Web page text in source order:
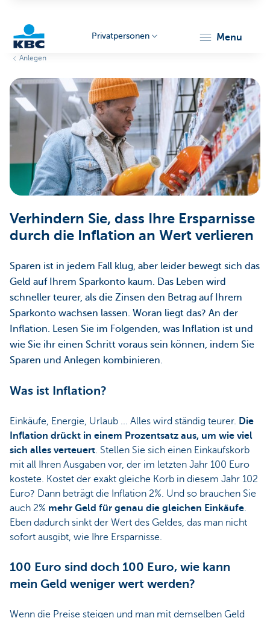
Particulieren
Privatpersonen menu
Anlegen
Verhindern Sie, dass Ihre Ersparnisse
durch die Inflation an Wert verlieren
Sparen ist in jedem Fall klug, aber leider bewegt sich das
Geld auf Ihrem Sparkonto kaum. Das Leben wird
schneller teurer, als die Zinsen den Betrag auf Ihrem
Sparkonto wachsen lassen. Woran liegt das? An der
Inflation. Lesen Sie im Folgenden, was Inflation ist und
wie Sie ihr einen Schritt voraus sein können, indem Sie
Sparen und Anlegen kombinieren.
Was ist Inflation?
Einkäufe, Energie, Urlaub ... Alles wird ständig teurer. Die
Inflation drückt in einem Prozentsatz aus, um wie viel
sich alles verteuert. Stellen Sie sich einen Einkaufskorb
mit all Ihren Ausgaben vor, der im letzten Jahr 100 Euro
kostete. Kostet der exakt gleiche Korb in diesem Jahr 102
Euro? Dann beträgt die Inflation 2%. Und so brauchen Sie
auch 2% mehr Geld für genau die gleichen Einkäufe.
Eben dadurch sinkt der Wert des Geldes, das man nicht
sofort ausgibt, wie Ihre Ersparnisse.
100 Euro sind doch 100 Euro, wie kann
mein Geld weniger wert werden?
Wenn die Preise steigen und man mit demselben Geld